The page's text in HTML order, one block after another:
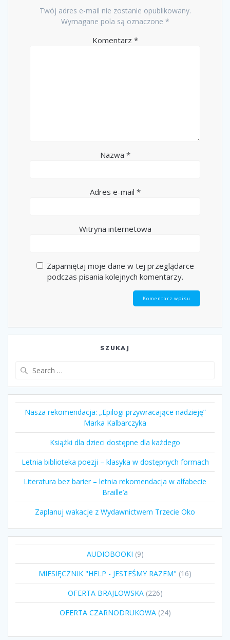
Twój adres e-mail nie zostanie opublikowany.
Wymagane pola są oznaczone *
Komentarz *
Nazwa *
Adres e-mail *
Witryna internetowa
Zapamiętaj moje dane w tej przeglądarce
podczas pisania kolejnych komentarzy.
SZUKAJ
Nasza rekomendacja: „Epilogi przywracające nadzieję”
Marka Kalbarczyka
Książki dla dzieci dostępne dla każdego
Letnia biblioteka poezji – klasyka w dostępnych formach
Literatura bez barier – letnia rekomendacja w alfabecie
Braille’a
Zaplanuj wakacje z Wydawnictwem Trzecie Oko
AUDIOBOOKI 99
produktów
MIESIĘCZNIK "HELP - JESTEŚMY RAZEM" 1616
produktów
OFERTA BRAJLOWSKA 226226
produktów
OFERTA CZARNODRUKOWA 2424